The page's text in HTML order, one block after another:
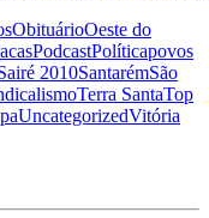
ObituárioOeste do
PodcastPolíticapovos
2010SantarémSão
Terra SantaTop
UncategorizedVitória